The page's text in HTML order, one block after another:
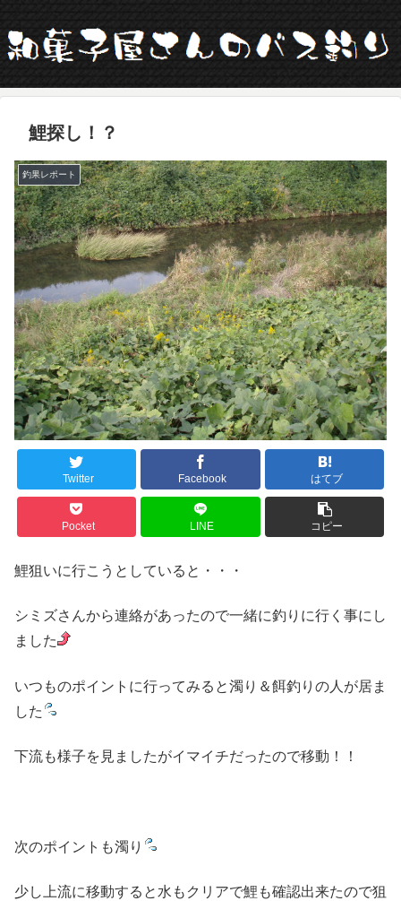
鯉探し！？
釣果レポート
Twitter Facebook はてブ
Pocket LINE コピー
鯉狙いに行こうとしていると・・・
シミズさんから連絡があったので一緒に釣りに行く事にし
ました
いつものポイントに行ってみると濁り＆餌釣りの人が居ま
した
下流も様子を見ましたがイマイチだったので移動！！
次のポイントも濁り
少し上流に移動すると水もクリアで鯉も確認出来たので狙